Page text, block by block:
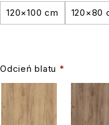
120×100 cm 120×80
Odcień blatu *